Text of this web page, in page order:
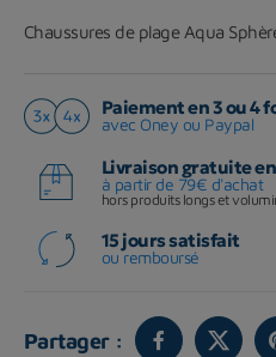
Chaussures de plage Aqua
Paiement en 3 ou 4
avec Oney ou Paypal
Livraison gratuite
à partir de 79€ d'achat
hors produits longs et
15 jours satisfait
ou remboursé
Partager :